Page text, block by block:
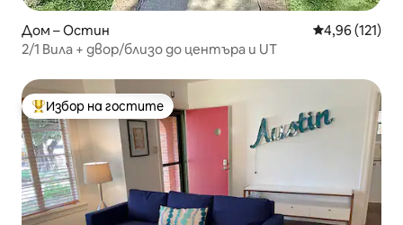
Дом – Остин Средна
4,96 (121)
2/1 Вила + двор/близо до центъра и UT
Най-популярен избор на гостите
Избор на гостите